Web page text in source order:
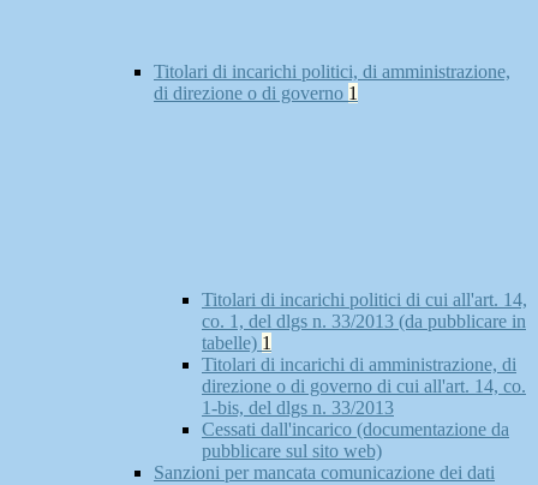
Titolari di incarichi politici, di amministrazione,
di direzione o di governo 1
Titolari di incarichi politici di cui all'art. 14,
co. 1, del dlgs n. 33/2013 (da pubblicare in
tabelle) 1
Titolari di incarichi di amministrazione, di
direzione o di governo di cui all'art. 14, co.
1-bis, del dlgs n. 33/2013
Cessati dall'incarico (documentazione da
pubblicare sul sito web)
Sanzioni per mancata comunicazione dei dati